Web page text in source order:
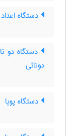
دستگاه
دستگاه دو
دوتائی
دستگاه پویا